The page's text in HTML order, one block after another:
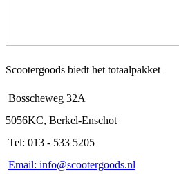
Scootergoods biedt het totaalpakket
Bosscheweg 32A
5056KC, Berkel-Enschot
Tel: 013 - 533 5205
Email: info@scootergoods.nl